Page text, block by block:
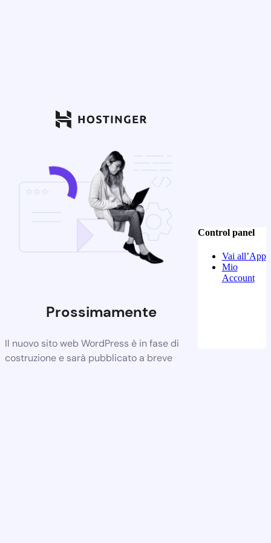
Prossimamente
Il nuovo sito web WordPress è in fase di
costruzione e sarà pubblicato a breve
Control panel
Vai all’App
Mio
Account